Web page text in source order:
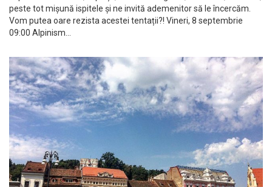
peste tot mișună ispitele și ne invită ademenitor să le încercăm.
Vom putea oare rezista acestei tentații?! Vineri, 8 septembrie
09:00 Alpinism…